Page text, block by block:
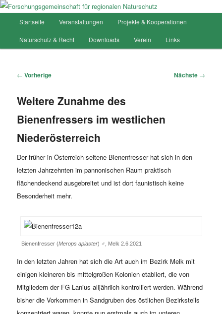
Forschungsgemeinschaft für
Hauptmenü
Zum
Inhalt
Startseite Veranstaltungen Projekte & Kooperationen
Naturschutz & Recht Downloads Verein Links
Artikelnavigation
← Vorherige Nächste →
Weitere Zunahme des
Bienenfressers im westlichen
Niederösterreich
Der früher in Österreich seltene Bienenfresser hat sich in den
letzten Jahrzehnten im pannonischen Raum praktisch
flächendeckend ausgebreitet und ist dort faunistisch keine
Besonderheit mehr.
Bienenfresser (Merops apiaster) ♂, Melk 2.6.2021
In den letzten Jahren hat sich die Art auch im Bezirk Melk mit
einigen kleineren bis mittelgroßen Kolonien etabliert, die von
Mitgliedern der FG Lanius alljährlich kontrolliert werden. Während
bisher die Vorkommen in Sandgruben des östlichen Bezirksteils